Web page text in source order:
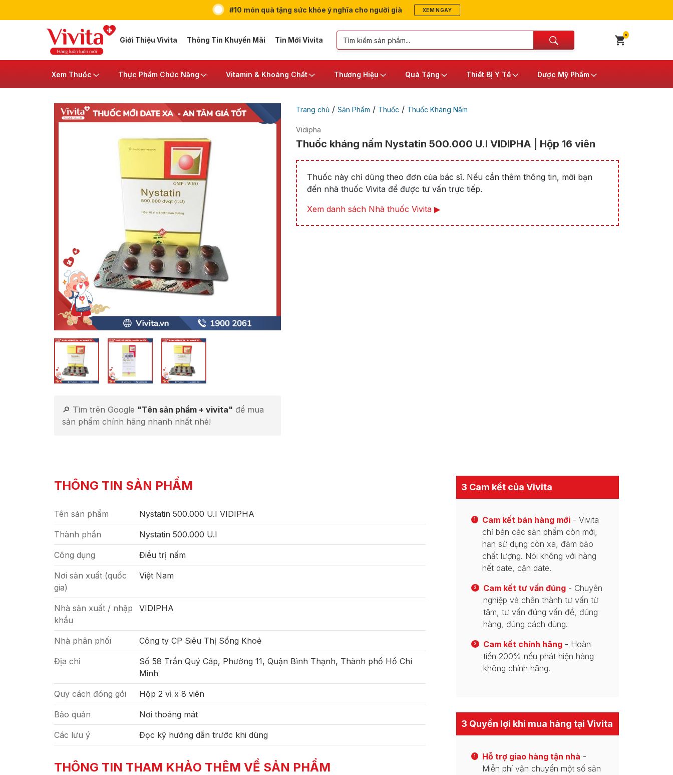
#10 món quà tặng sức khỏe ý nghĩa cho người già XEM NGAY
Giới Thiệu Vivita Thông Tin Khuyến Mãi Tin Mới Vivita
0
Xem Thuốc Thực Phẩm Chức Năng Vitamin & Khoáng Chất Thương Hiệu Quà Tặng Thiết Bị Y Tế Dược Mỹ Phẩm
🔎 Tìm trên Google "Tên sản phẩm + vivita" để mua
sản phẩm chính hãng nhanh nhất nhé!
Trang chủ/ Sản Phẩm / Thuốc / Thuốc Kháng Nấm
Vidipha
Thuốc kháng nấm Nystatin 500.000 U.I VIDIPHA | Hộp 16 viên
Thuốc này chỉ dùng theo đơn của bác sĩ. Nếu cần thêm thông tin, mời bạn
đến nhà thuốc Vivita để được tư vấn trực tiếp.
Xem danh sách Nhà thuốc Vivita ▶
THÔNG TIN SẢN PHẨM
Tên sản phẩm Nystatin 500.000 U.I VIDIPHA
Thành phần Nystatin 500.000 U.I
Công dụng Điều trị nấm
Nơi sản xuất (quốc
gia)
Việt Nam
Nhà sản xuất / nhập
khẩu
VIDIPHA
Nhà phân phối Công ty CP Siêu Thị Sống Khoẻ
Địa chỉ
Số 58 Trần Quý Cáp, Phường 11, Quận Bình Thạnh, Thành phố Hồ Chí
Minh
Quy cách đóng gói Hộp 2 vỉ x 8 viên
Bảo quản Nơi thoáng mát
Các lưu ý Đọc kỹ hướng dẫn trước khi dùng
THÔNG TIN THAM KHẢO THÊM VỀ SẢN PHẨM
3 Cam kết của Vivita
1 Cam kết bán hàng mới - Vivita
chỉ bán các sản phẩm còn mới,
hạn sử dụng còn xa, đảm bảo
chất lượng. Nói không với hàng
hết date, cận date.
2 Cam kết tư vấn đúng - Chuyên
nghiệp và chân thành tư vấn từ
tâm, tư vấn đúng vấn đề, đúng
hàng, đúng cách dùng.
3 Cam kết chính hãng - Hoàn
tiền 200% nếu phát hiện hàng
không chính hãng.
3 Quyền lợi khi mua hàng tại Vivita
1 Hỗ trợ giao hàng tận nhà -
Miễn phí vận chuyển một số sản